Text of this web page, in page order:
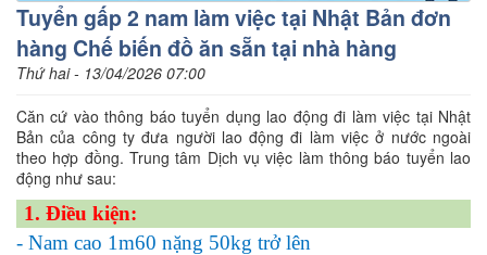
Tuyển gấp 2 nam làm việc tại Nhật Bản đơn
hàng Chế biến đồ ăn sẵn tại nhà hàng
Thứ hai - 13/04/2026 07:00
Căn cứ vào thông báo tuyển dụng lao động đi làm việc tại Nhật
Bản của công ty đưa người lao động đi làm việc ở nước ngoài
theo hợp đồng. Trung tâm Dịch vụ việc làm thông báo tuyển lao
động như sau:
1. Điều kiện:
- Nam cao 1m60 nặng 50kg trở lên